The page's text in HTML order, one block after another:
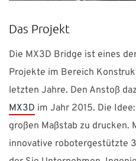
Das Projekt
Die MX3D Bridge ist eines
Projekte im Bereich
letzten Jahre. Den Anstoß
MX3D im Jahr 2015. Die
großen Maßstab zu drucken.
innovative robotergestützte